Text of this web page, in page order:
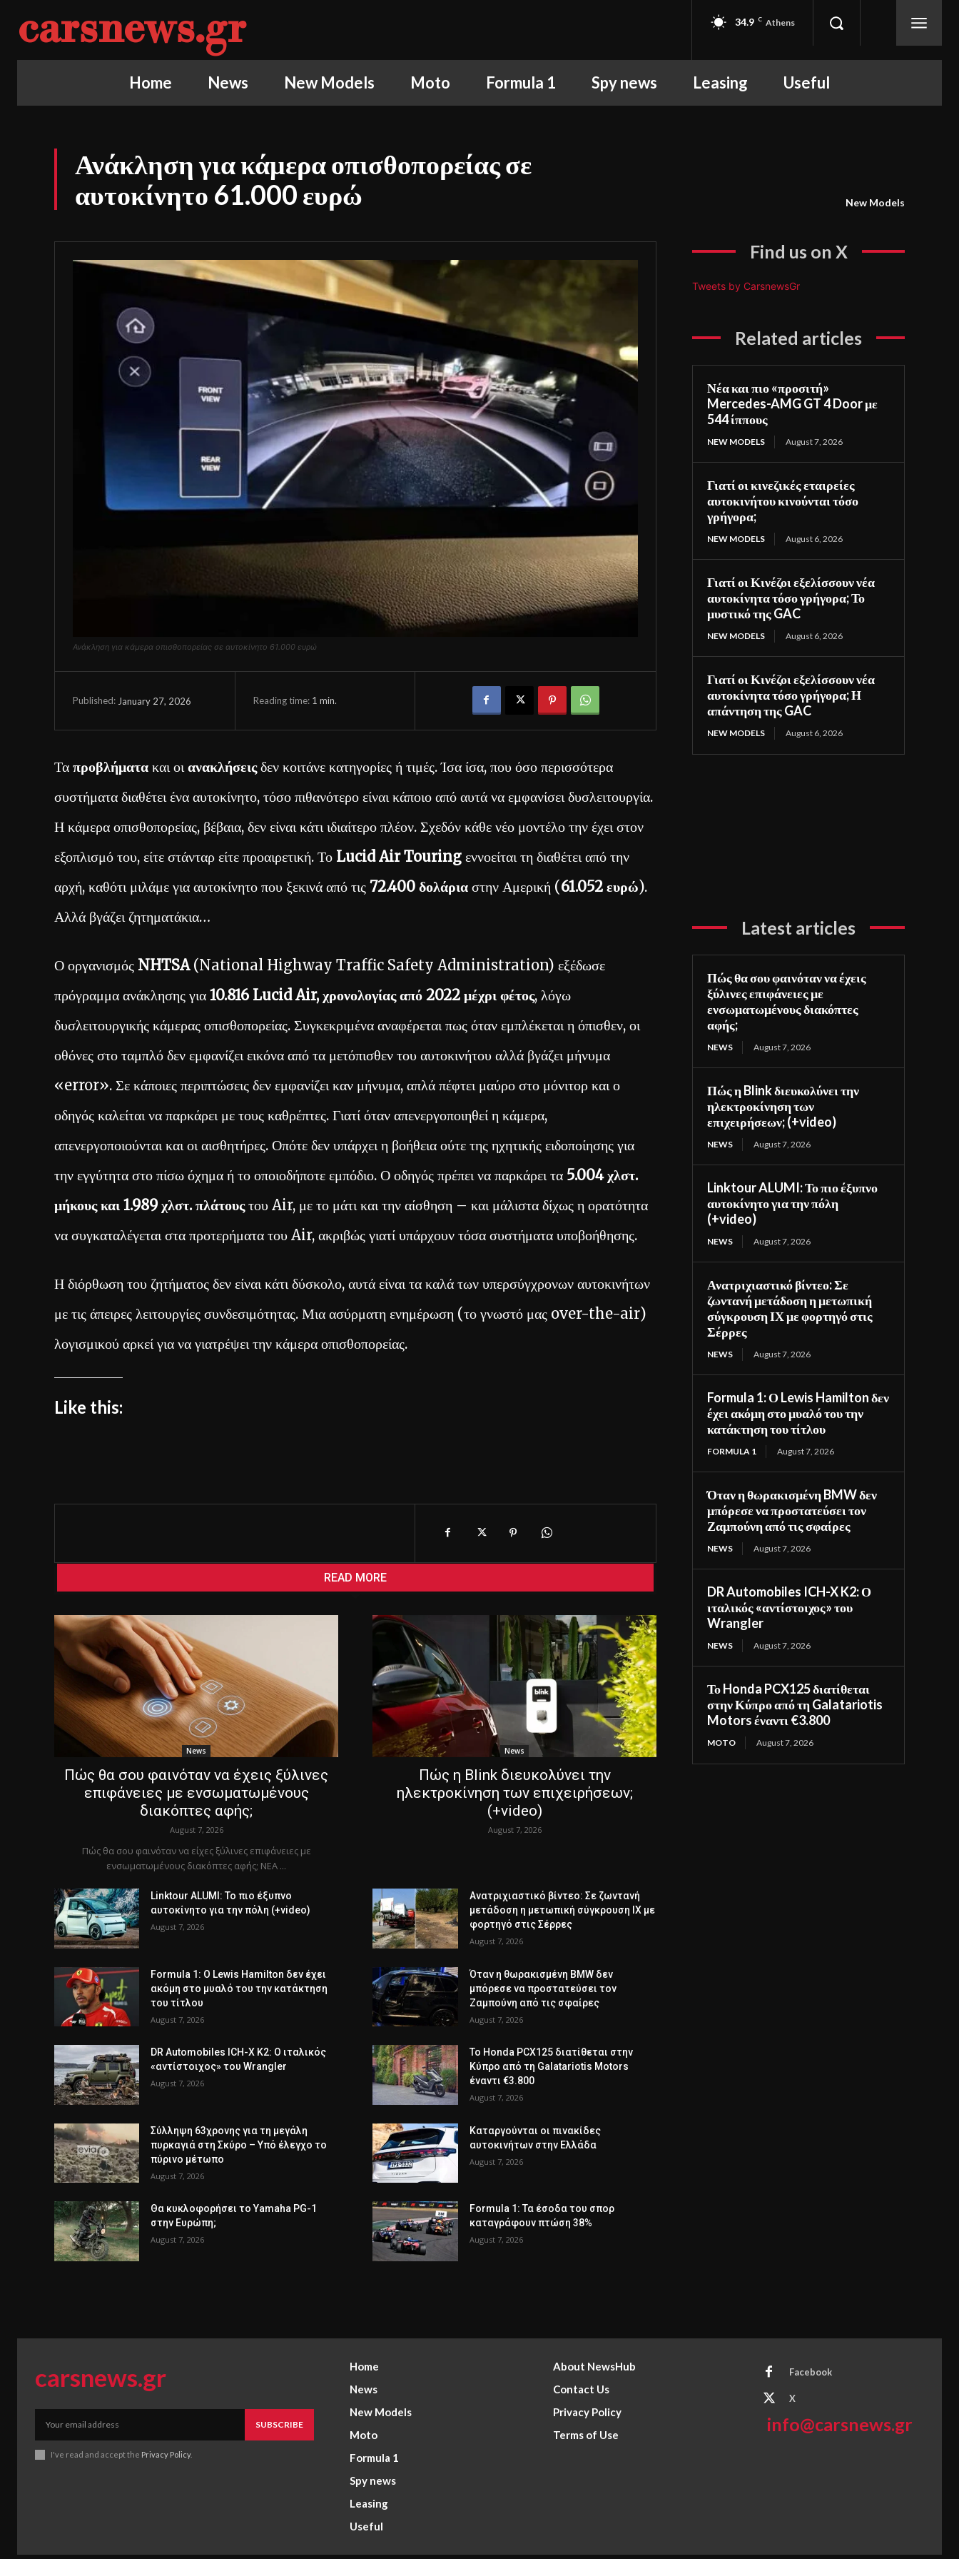
carsnews.gr 34.9 C Athens
Home News New Models Moto Formula 1 Spy news Leasing Useful
Ανάκληση για κάμερα οπισθοπορείας σε
αυτοκίνητο 61.000 ευρώ
New Models
Ανάκληση για κάμερα οπισθοπορείας σε αυτοκίνητο 61.000 ευρώ
Published: January 27, 2026 Reading time: 1 min.
Τα προβλήματα και οι ανακλήσειςδεν κοιτάνε κατηγορίες ή τιμές. Ίσα ίσα, που όσο περισσότερα
συστήματα διαθέτει ένα αυτοκίνητο, τόσο πιθανότερο είναι κάποιο από αυτά να εμφανίσει δυσλειτουργία.
Η κάμερα οπισθοπορείας, βέβαια, δεν είναι κάτι ιδιαίτερο πλέον. Σχεδόν κάθε νέο μοντέλο την έχει στον
εξοπλισμό του, είτε στάνταρ είτε προαιρετική. Το Lucid Air Touring εννοείται τη διαθέτει από την
αρχή, καθότι μιλάμε για αυτοκίνητο που ξεκινά από τις 72.400 δολάρια στην Αμερική (61.052 ευρώ).
Αλλά βγάζει ζητηματάκια…
Ο οργανισμός NHTSA(National Highway Traffic Safety Administration) εξέδωσε
πρόγραμμα ανάκλησης για 10.816 Lucid Air, χρονολογίας από 2022 μέχρι φέτος, λόγω
δυσλειτουργικής κάμερας οπισθοπορείας. Συγκεκριμένα αναφέρεται πως όταν εμπλέκεται η όπισθεν, οι
οθόνες στο ταμπλό δεν εμφανίζει εικόνα από τα μετόπισθεν του αυτοκινήτου αλλά βγάζει μήνυμα
«error». Σε κάποιες περιπτώσεις δεν εμφανίζει καν μήνυμα, απλά πέφτει μαύρο στο μόνιτορ και ο
οδηγός καλείται να παρκάρει με τους καθρέπτες. Γιατί όταν απενεργοποιηθεί η κάμερα,
απενεργοποιούνται και οι αισθητήρες. Οπότε δεν υπάρχει η βοήθεια ούτε της ηχητικής ειδοποίησης για
την εγγύτητα στο πίσω όχημα ή το οποιοδήποτε εμπόδιο. Ο οδηγός πρέπει να παρκάρει τα 5.004 χλστ.
μήκους και 1.989 χλστ. πλάτουςτου Air, με το μάτι και την αίσθηση – και μάλιστα δίχως η ορατότητα
να συγκαταλέγεται στα προτερήματα του Air, ακριβώς γιατί υπάρχουν τόσα συστήματα υποβοήθησης.
Η διόρθωση του ζητήματος δεν είναι κάτι δύσκολο, αυτά είναι τα καλά των υπερσύγχρονων αυτοκινήτων
με τις άπειρες λειτουργίες συνδεσιμότητας. Μια ασύρματη ενημέρωση (το γνωστό μας over-the-air)
λογισμικού αρκεί για να γιατρέψει την κάμερα οπισθοπορείας.
Like this:
READ MORE
News
Πώς θα σου φαινόταν να έχεις ξύλινες
επιφάνειες με ενσωματωμένους
διακόπτες αφής;
August 7, 2026
Πώς θα σου φαινόταν να είχες ξύλινες επιφάνειες με
ενσωματωμένους διακόπτες αφής; ΝΕΑ ...
News
Πώς η Blink διευκολύνει την
ηλεκτροκίνηση των επιχειρήσεων;
(+video)
August 7, 2026
Linktour ALUMI: Το πιο έξυπνο
αυτοκίνητο για την πόλη (+video)
August 7, 2026
Ανατριχιαστικό βίντεο: Σε ζωντανή
μετάδοση η μετωπική σύγκρουση ΙΧ με
φορτηγό στις Σέρρες
August 7, 2026
Formula 1: Ο Lewis Hamilton δεν έχει
ακόμη στο μυαλό του την κατάκτηση
του τίτλου
August 7, 2026
Όταν η θωρακισμένη BMW δεν
μπόρεσε να προστατεύσει τον
Ζαμπούνη από τις σφαίρες
August 7, 2026
DR Automobiles ICH-X K2: Ο ιταλικός
«αντίστοιχος» του Wrangler
August 7, 2026
Το Honda PCX125 διατίθεται στην
Κύπρο από τη Galatariotis Motors
έναντι €3.800
August 7, 2026
Σύλληψη 63χρονης για τη μεγάλη
πυρκαγιά στη Σκύρο – Υπό έλεγχο το
πύρινο μέτωπο
August 7, 2026
Καταργούνται οι πινακίδες
αυτοκινήτων στην Ελλάδα
August 7, 2026
Θα κυκλοφορήσει το Yamaha PG-1
στην Ευρώπη;
August 7, 2026
Formula 1: Τα έσοδα του σπορ
καταγράφουν πτώση 38%
August 7, 2026
Find us on X
Tweets by CarsnewsGr
Related articles
Νέα και πιο «προσιτή»
Mercedes-AMG GT 4 Door με
544 ίππους
NEW MODELS August 7, 2026
Γιατί οι κινεζικές εταιρείες
αυτοκινήτου κινούνται τόσο
γρήγορα;
NEW MODELS August 6, 2026
Γιατί οι Κινέζοι εξελίσσουν νέα
αυτοκίνητα τόσο γρήγορα; Το
μυστικό της GAC
NEW MODELS August 6, 2026
Γιατί οι Κινέζοι εξελίσσουν νέα
αυτοκίνητα τόσο γρήγορα; Η
απάντηση της GAC
NEW MODELS August 6, 2026
Latest articles
Πώς θα σου φαινόταν να έχεις
ξύλινες επιφάνειες με
ενσωματωμένους διακόπτες
αφής;
NEWS August 7, 2026
Πώς η Blink διευκολύνει την
ηλεκτροκίνηση των
επιχειρήσεων; (+video)
NEWS August 7, 2026
Linktour ALUMI: Το πιο έξυπνο
αυτοκίνητο για την πόλη
(+video)
NEWS August 7, 2026
Ανατριχιαστικό βίντεο: Σε
ζωντανή μετάδοση η μετωπική
σύγκρουση ΙΧ με φορτηγό στις
Σέρρες
NEWS August 7, 2026
Formula 1: Ο Lewis Hamilton δεν
έχει ακόμη στο μυαλό του την
κατάκτηση του τίτλου
FORMULA 1 August 7, 2026
Όταν η θωρακισμένη BMW δεν
μπόρεσε να προστατεύσει τον
Ζαμπούνη από τις σφαίρες
NEWS August 7, 2026
DR Automobiles ICH-X K2: Ο
ιταλικός «αντίστοιχος» του
Wrangler
NEWS August 7, 2026
Το Honda PCX125 διατίθεται
στην Κύπρο από τη Galatariotis
Motors έναντι €3.800
MOTO August 7, 2026
carsnews.gr
SUBSCRIBE
I've read and accept the Privacy Policy.
Home
News
New Models
Moto
Formula 1
Spy news
Leasing
Useful
About NewsHub
Contact Us
Privacy Policy
Terms of Use
Facebook
X
info@carsnews.gr